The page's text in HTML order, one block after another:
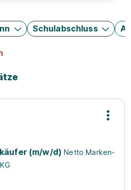
Schulabschluss
(m/w/d) Netto Marken-